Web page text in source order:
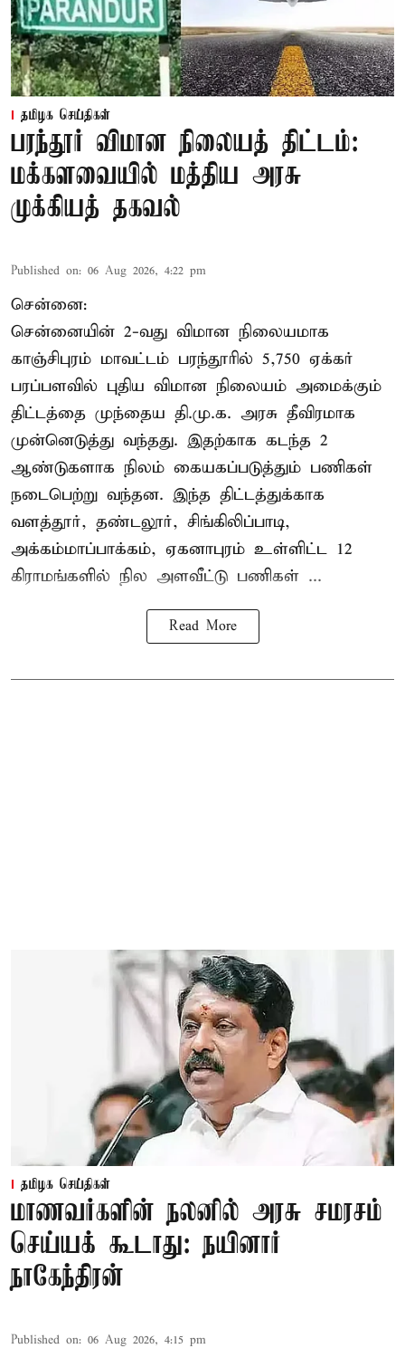
தமிழக செய்திகள்
பரந்தூர் விமான நிலையத் திட்டம்:
மக்களவையில் மத்திய அரசு
முக்கியத் தகவல்
Published on: 06 Aug 2026, 4:22 pm
சென்னை:
சென்னையின் 2-வது விமான நிலையமாக
காஞ்சிபுரம் மாவட்டம் பரந்தூரில் 5,750 ஏக்கர்
பரப்பளவில் புதிய விமான நிலையம் அமைக்கும்
திட்டத்தை முந்தைய தி.மு.க. அரசு தீவிரமாக
முன்னெடுத்து வந்தது. இதற்காக கடந்த 2
ஆண்டுகளாக நிலம் கையகப்படுத்தும் பணிகள்
நடைபெற்று வந்தன. இந்த திட்டத்துக்காக
வளத்தூர், தண்டலூர், சிங்கிலிப்பாடி,
அக்கம்மாப்பாக்கம், ஏகனாபுரம் உள்ளிட்ட 12
கிராமங்களில் நில அளவீட்டு பணிகள் ...
Read More
தமிழக செய்திகள்
மாணவர்களின் நலனில் அரசு சமரசம்
செய்யக் கூடாது: நயினார்
நாகேந்திரன்
Published on: 06 Aug 2026, 4:15 pm